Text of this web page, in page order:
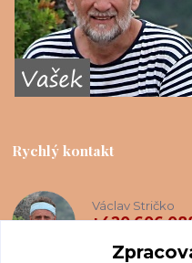
Rychlý kontakt
Václav Stričko
+420 606